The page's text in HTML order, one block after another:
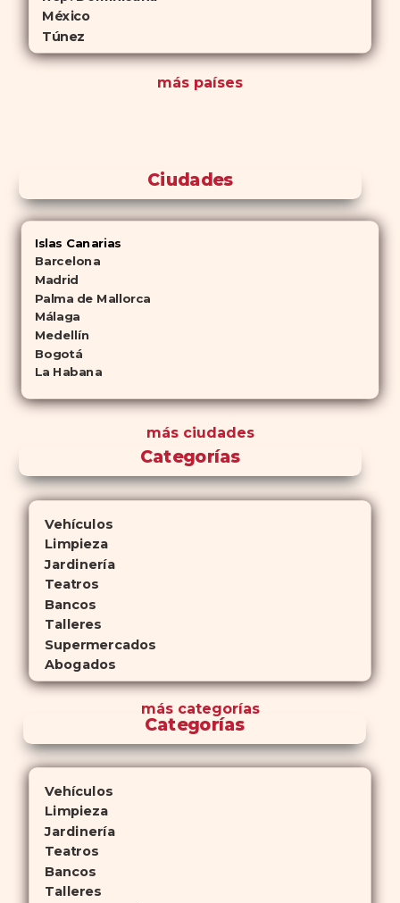
México
Túnez
más países
Ciudades
Islas Canarias
Barcelona
Madrid
Palma de Mallorca
Málaga
Medellín
Bogotá
La Habana
más ciudades
Categorías
Vehículos
Limpieza
Jardinería
Teatros
Bancos
Talleres
Supermercados
Abogados
máscategorías
Categorías
Vehículos
Limpieza
Jardinería
Teatros
Bancos
Talleres